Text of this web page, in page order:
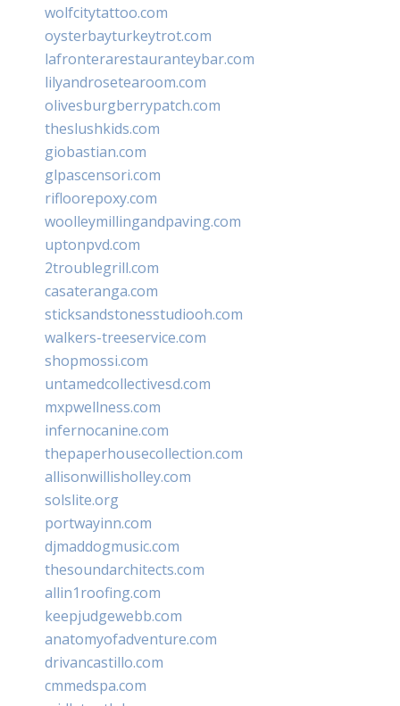
wolfcitytattoo.com
oysterbayturkeytrot.com
lafronterarestauranteybar.com
lilyandrosetearoom.com
olivesburgberrypatch.com
theslushkids.com
giobastian.com
glpascensori.com
rifloorepoxy.com
woolleymillingandpaving.com
uptonpvd.com
2troublegrill.com
casateranga.com
sticksandstonesstudiooh.com
walkers-treeservice.com
shopmossi.com
untamedcollectivesd.com
mxpwellness.com
infernocanine.com
thepaperhousecollection.com
allisonwillisholley.com
solslite.org
portwayinn.com
djmaddogmusic.com
thesoundarchitects.com
allin1roofing.com
keepjudgewebb.com
anatomyofadventure.com
drivancastillo.com
cmmedspa.com